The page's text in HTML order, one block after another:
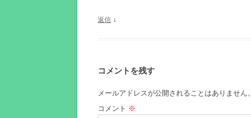
返信 ↓
コメントを残す
メールアドレスが公開されることはありません。
コメント ※